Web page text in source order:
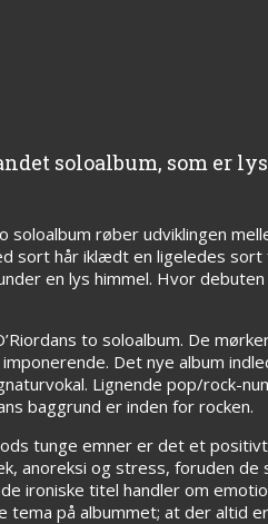
soloalbum, som er
røber udviklingen
hår iklædt en ligeledes sort
en lys himmel. Hvor
to soloalbum. De
Det nye album
Lignende pop/rock-
baggrund er inden for rocken.
tunge emner er det et positivt
anoreksi og stress, foruden de
ironiske titel handler om
på albummet; at der altid